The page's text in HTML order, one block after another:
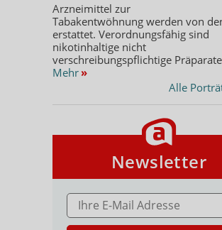
Arzneimittel zur
Tabakentwöhnung werden von
erstattet. Verordnungsfähig sind
nikotinhaltige nicht
verschreibungspflichtige
Mehr »
Alle
Newsletter
E-MAIL ADRESSE